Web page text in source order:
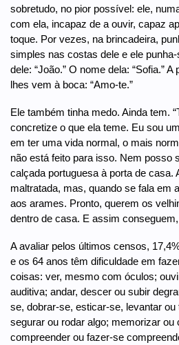
sobretudo, no pior possível: ele,
com ela, incapaz de a ouvir, capaz
toque. Por vezes, na brincadeira,
simples nas costas dele e ele
dele: “João.” O nome dela: “Sofia.”
lhes vem à boca: “Amo-te.”
Ele também tinha medo. Ainda tem.
concretize o que ela teme. Eu sou
em ter uma vida normal, o mais
não está feito para isso. Nem posso
calçada portuguesa à porta de casa.
maltratada, mas, quando se fala em
aos arames. Pronto, querem os
dentro de casa. E assim
A avaliar pelos últimos censos,
e os 64 anos têm dificuldade em
coisas: ver, mesmo com óculos;
auditiva; andar, descer ou subir
se, dobrar-se, esticar-se, levantar ou
segurar ou rodar algo; memorizar ou
compreender ou fazer-se